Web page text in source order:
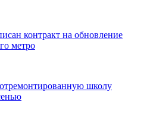
контракт на обновление
метро
школу